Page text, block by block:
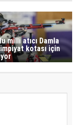
milli atıcı Damla
kotası için